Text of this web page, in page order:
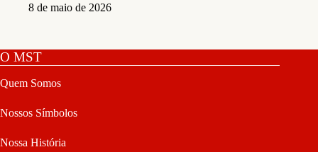
8 de maio de 2026
O MST
Quem Somos
Nossos Símbolos
Nossa História